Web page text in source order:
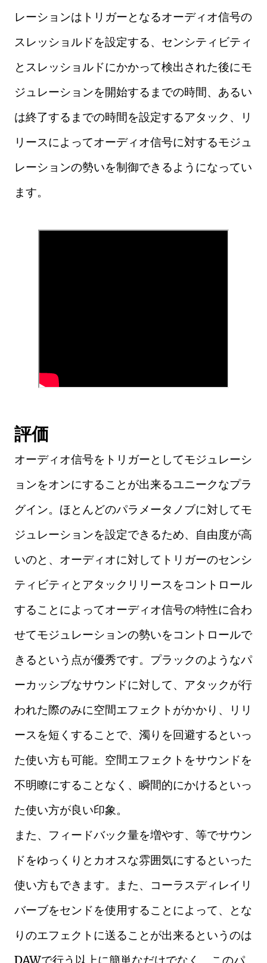
レーションはトリガーとなるオーディオ信号の
スレッショルドを設定する、センシティビティ
とスレッショルドにかかって検出された後にモ
ジュレーションを開始するまでの時間、あるい
は終了するまでの時間を設定するアタック、リ
リースによってオーディオ信号に対するモジュ
レーションの勢いを制御できるようになってい
ます。
評価
オーディオ信号をトリガーとしてモジュレーシ
ョンをオンにすることが出来るユニークなプラ
グイン。ほとんどのパラメータノブに対してモ
ジュレーションを設定できるため、自由度が高
いのと、オーディオに対してトリガーのセンシ
ティビティとアタックリリースをコントロール
することによってオーディオ信号の特性に合わ
せてモジュレーションの勢いをコントロールで
きるという点が優秀です。プラックのようなパ
ーカッシブなサウンドに対して、アタックが行
われた際のみに空間エフェクトがかかり、リリ
ースを短くすることで、濁りを回避するといっ
た使い方も可能。空間エフェクトをサウンドを
不明瞭にすることなく、瞬間的にかけるといっ
た使い方が良い印象。
また、フィードバック量を増やす、等でサウン
ドをゆっくりとカオスな雰囲気にするといった
使い方もできます。また、コーラスディレイリ
バーブをセンドを使用することによって、とな
りのエフェクトに送ることが出来るというのは